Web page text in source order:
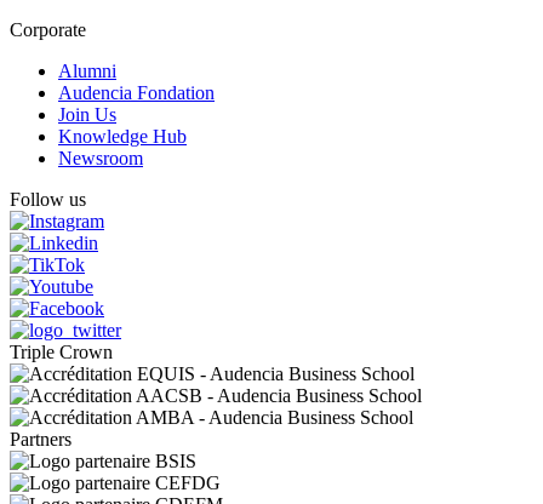
Corporate
Alumni
Audencia Fondation
Join Us
Knowledge Hub
Newsroom
Follow us
Triple Crown
Partners